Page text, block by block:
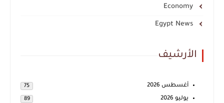
Economy
Egypt News
الأرشيف
أغسطس 2026 75
يوليو 2026 89